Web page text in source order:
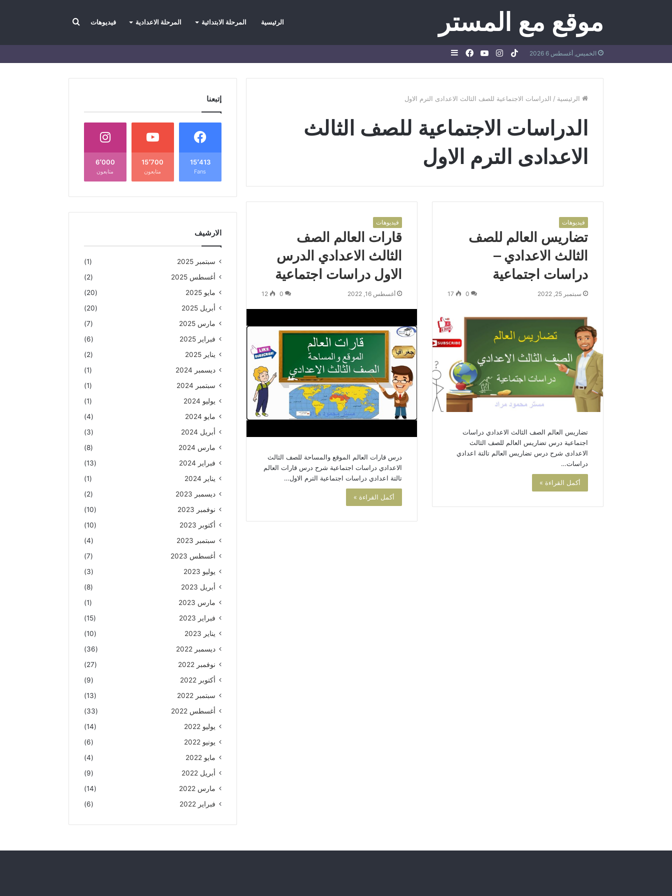
موقع مع المستر الرئيسية المرحلة الابتدائية المرحلة الاعدادية فيديوهات
الخميس, أغسطس 6 2026 فيسبوك يوتيوب
انستقرامTikTok
الرئيسية / الدراسات الاجتماعية للصف الثالث الاعدادى الترم الاول
الدراسات الاجتماعية للصف الثالث
الاعدادى الترم الاول
فيديوهات
تضاريس العالم للصف
الثالث الاعدادي –
دراسات اجتماعية
سبتمبر 25, 2022 0
17
تضاريس العالم الصف الثالث الاعدادي دراسات
اجتماعية درس تضاريس العالم للصف الثالث
الاعدادى شرح درس تضاريس العالم تالتة اعدادي
دراسات…
أكمل القراءة »
فيديوهات
قارات العالم الصف
الثالث الاعدادي الدرس
الاول دراسات اجتماعية
أغسطس 16, 2022 0
12
درس قارات العالم الموقع والمساحة للصف الثالث
الاعدادي دراسات اجتماعية شرح درس قارات العالم
تالتة اعدادي دراسات اجتماعية الترم الاول…
أكمل القراءة »
إتبعنا
15٬413
Fans
15٬700
متابعون
6٬000
متابعون
الارشيف
سبتمبر 2025
(1)
أغسطس 2025
(2)
مايو 2025
(20)
أبريل 2025
(20)
مارس 2025
(7)
فبراير 2025
(6)
يناير 2025
(2)
ديسمبر 2024
(1)
سبتمبر 2024
(1)
يوليو 2024
(1)
مايو 2024
(4)
أبريل 2024
(3)
مارس 2024
(8)
فبراير 2024
(13)
يناير 2024
(1)
ديسمبر 2023
(2)
نوفمبر 2023
(10)
أكتوبر 2023
(10)
سبتمبر 2023
(4)
أغسطس 2023
(7)
يوليو 2023
(3)
أبريل 2023
(8)
مارس 2023
(1)
فبراير 2023
(15)
يناير 2023
(10)
ديسمبر 2022
(36)
نوفمبر 2022
(27)
أكتوبر 2022
(9)
سبتمبر 2022
(13)
أغسطس 2022
(33)
يوليو 2022
(14)
يونيو 2022
(6)
مايو 2022
(4)
أبريل 2022
(9)
مارس 2022
(14)
فبراير 2022
(6)